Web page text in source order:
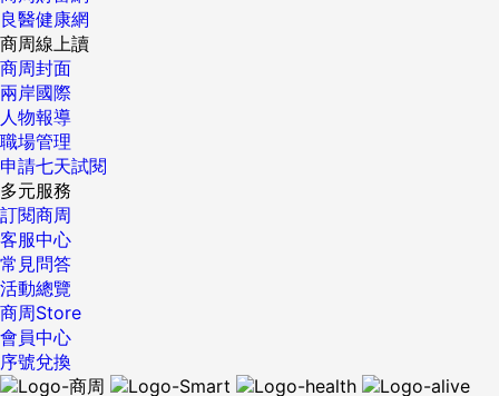
良醫健康網
商周線上讀
商周封面
兩岸國際
人物報導
職場管理
申請七天試閱
多元服務
訂閱商周
客服中心
常見問答
活動總覽
商周Store
會員中心
序號兌換